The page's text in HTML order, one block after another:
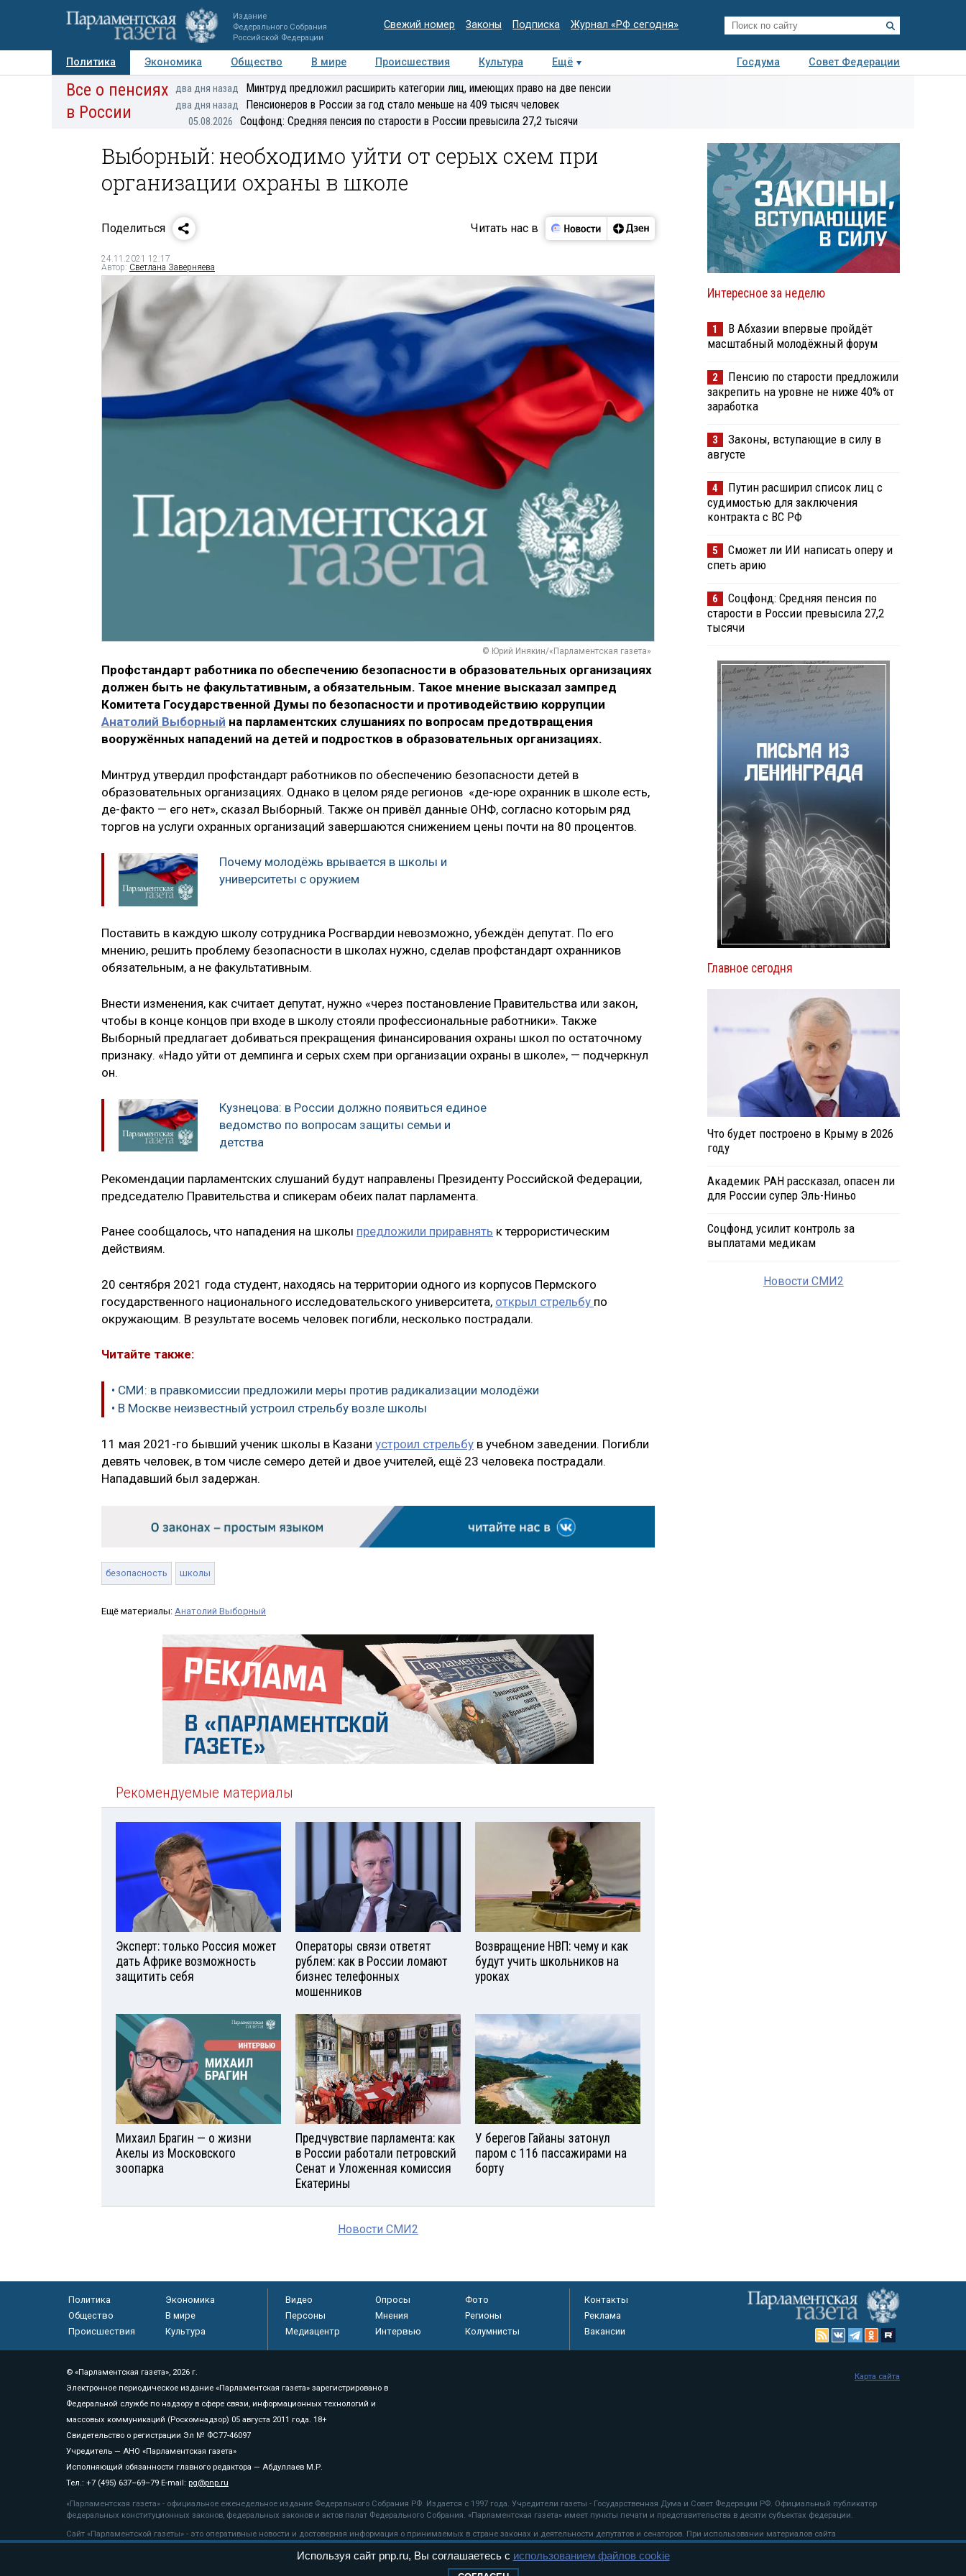
Издание
Федерального Собрания
Российской Федерации
Свежий номер Законы Подписка Журнал «РФ сегодня»
Политика Экономика Общество В мире Происшествия Культура Ещё Госдума
Совет Федерации
Авторы Персоны Мнения Регионы Медиацентр Интервью Колумнисты
Деловая
Все о пенсиях
в России
два дня назад Минтруд предложил расширить категории лиц, имеющих право на две пенсии
два дня назад Пенсионеров в России за год стало меньше на 409 тысяч человек
05.08.2026 Соцфонд: Средняя пенсия по старости в России превысила 27,2 тысячи
Выборный: необходимо уйти от серых схем при
организации охраны в школе
Поделиться Читать нас в
24.11.2021 12:17
Автор: Светлана Заверняева
© Юрий Инякин/«Парламентская газета»
Профстандарт работника по обеспечению безопасности в образовательных организациях
должен быть не факультативным, а обязательным. Такое мнение высказал зампред
Комитета Государственной Думы по безопасности и противодействию коррупции
Анатолий Выборный на парламентских слушаниях по вопросам предотвращения
вооружённых нападений на детей и подростков в образовательных организациях.
Минтруд утвердил профстандарт работников по обеспечению безопасности детей в
образовательных организациях. Однако в целом ряде регионов «де-юре охранник в школе есть,
де-факто — его нет», сказал Выборный. Также он привёл данные ОНФ, согласно которым ряд
торгов на услуги охранных организаций завершаются снижением цены почти на 80 процентов.
Почему молодёжь врывается в школы и
университеты с оружием
Поставить в каждую школу сотрудника Росгвардии невозможно, убеждён депутат. По его
мнению, решить проблему безопасности в школах нужно, сделав профстандарт охранников
обязательным, а не факультативным.
Внести изменения, как считает депутат, нужно «через постановление Правительства или закон,
чтобы в конце концов при входе в школу стояли профессиональные работники». Также
Выборный предлагает добиваться прекращения финансирования охраны школ по остаточному
признаку. «Надо уйти от демпинга и серых схем при организации охраны в школе», — подчеркнул
он.
Кузнецова: в России должно появиться единое
ведомство по вопросам защиты семьи и
детства
Рекомендации парламентских слушаний будут направлены Президенту Российской Федерации,
председателю Правительства и спикерам обеих палат парламента.
Ранее сообщалось, что нападения на школы предложили приравнять к террористическим
действиям.
20 сентября 2021 года студент, находясь на территории одного из корпусов Пермского
государственного национального исследовательского университета, открыл стрельбу по
окружающим. В результате восемь человек погибли, несколько пострадали.
Читайте также:
• СМИ: в правкомиссии предложили меры против радикализации молодёжи
• В Москве неизвестный устроил стрельбу возле школы
11 мая 2021-го бывший ученик школы в Казани устроил стрельбу в учебном заведении. Погибли
девять человек, в том числе семеро детей и двое учителей, ещё 23 человека пострадали.
Нападавший был задержан.
безопасность школы
Ещё материалы: Анатолий Выборный
Рекомендуемые материалы
Эксперт: только Россия может
дать Африке возможность
защитить себя
Операторы связи ответят
рублем: как в России ломают
бизнес телефонных
мошенников
Возвращение НВП: чему и как
будут учить школьников на
уроках
Михаил Брагин — о жизни
Акелы из Московского
зоопарка
Предчувствие парламента: как
в России работали петровский
Сенат и Уложенная комиссия
Екатерины
У берегов Гайаны затонул
паром с 116 пассажирами на
борту
Новости СМИ2
Интересное за неделю
1
В Абхазии впервые пройдёт
масштабный молодёжный форум
2
Пенсию по старости предложили
закрепить на уровне не ниже 40% от
заработка
3
Законы, вступающие в силу в
августе
4
Путин расширил список лиц с
судимостью для заключения
контракта с ВС РФ
5
Сможет ли ИИ написать оперу и
спеть арию
6
Соцфонд: Средняя пенсия по
старости в России превысила 27,2
тысячи
Главное сегодня
Что будет построено в Крыму в 2026
году
Академик РАН рассказал, опасен ли
для России супер Эль-Ниньо
Соцфонд усилит контроль за
выплатами медикам
Новости СМИ2
Политика
Экономика
Общество
В мире
Происшествия
Культура
Видео Опросы
Фото
Персоны
Мнения
Регионы
Медиацентр
Интервью Колумнисты
Контакты
Реклама
Вакансии
© «Парламентская газета», 2026 г.
Электронное периодическое издание «Парламентская газета» зарегистрировано в
Федеральной службе по надзору в сфере связи, информационных технологий и
массовых коммуникаций (Роскомнадзор) 05 августа 2011 года. 18+
Свидетельство о регистрации Эл № ФС77-46097
Учредитель — АНО «Парламентская газета»
Исполняющий обязанности главного редактора — Абдуллаев М.Р.
Тел.: +7 (495) 637–69–79 E-mail: pg@pnp.ru
«Парламентская газета» - официальное еженедельное издание Федерального Собрания РФ. Издается с 1997 года. Учредители газеты - Государственная Дума и Совет Федерации РФ. Официальный публикатор
федеральных конституционных законов, федеральных законов и актов палат Федерального Собрания. «Парламентская газета» имеет пункты печати и представительства в десяти субъектах федерации.
Сайт «Парламентской газеты» - это оперативные новости и достоверная информация о принимаемых в стране законах и деятельности депутатов и сенаторов. При использовании материалов сайта
«Парламентской газеты» активная ссылка на pnp.ru обязательна.
рекомендательные технологии
Карта сайта
Используя сайт pnp.ru, Вы соглашаетесь с использованием файлов cookie